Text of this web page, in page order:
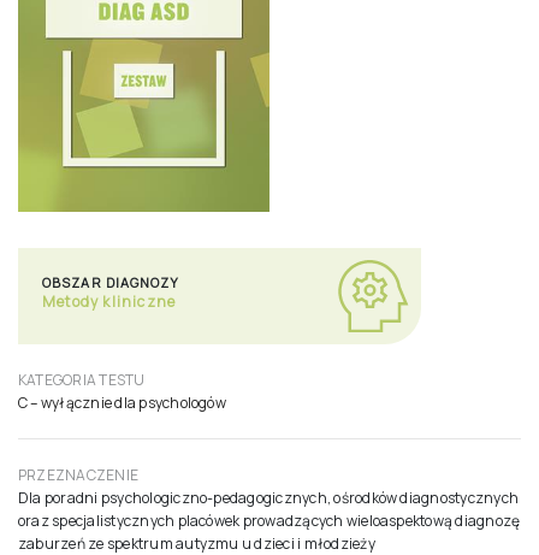
OBSZAR DIAGNOZY
Metody kliniczne
KATEGORIA TESTU
C – wyłącznie dla psychologów
PRZEZNACZENIE
Dla poradni psychologiczno-pedagogicznych, ośrodków diagnostycznych
oraz specjalistycznych placówek prowadzących wieloaspektową diagnozę
zaburzeń ze spektrum autyzmu u dzieci i młodzieży